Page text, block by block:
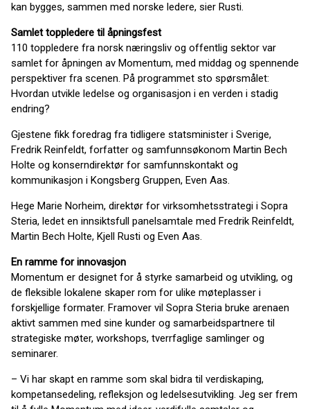
kan bygges, sammen med norske ledere, sier Rusti.
Samlet toppledere til åpningsfest
110 toppledere fra norsk næringsliv og offentlig sektor var
samlet for åpningen av Momentum, med middag og spennende
perspektiver fra scenen. På programmet sto spørsmålet:
Hvordan utvikle ledelse og organisasjon i en verden i stadig
endring?
Gjestene fikk foredrag fra tidligere statsminister i Sverige,
Fredrik Reinfeldt, forfatter og samfunnsøkonom Martin Bech
Holte og konserndirektør for samfunnskontakt og
kommunikasjon i Kongsberg Gruppen, Even Aas.
Hege Marie Norheim, direktør for virksomhetsstrategi i Sopra
Steria, ledet en innsiktsfull panelsamtale med Fredrik Reinfeldt,
Martin Bech Holte, Kjell Rusti og Even Aas.
En ramme for innovasjon
Momentum er designet for å styrke samarbeid og utvikling, og
de fleksible lokalene skaper rom for ulike møteplasser i
forskjellige formater. Framover vil Sopra Steria bruke arenaen
aktivt sammen med sine kunder og samarbeidspartnere til
strategiske møter, workshops, tverrfaglige samlinger og
seminarer.
– Vi har skapt en ramme som skal bidra til verdiskaping,
kompetansedeling, refleksjon og ledelsesutvikling. Jeg ser frem